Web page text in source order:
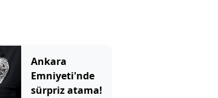
Ankara
Emniyeti'nde
sürpriz atama!